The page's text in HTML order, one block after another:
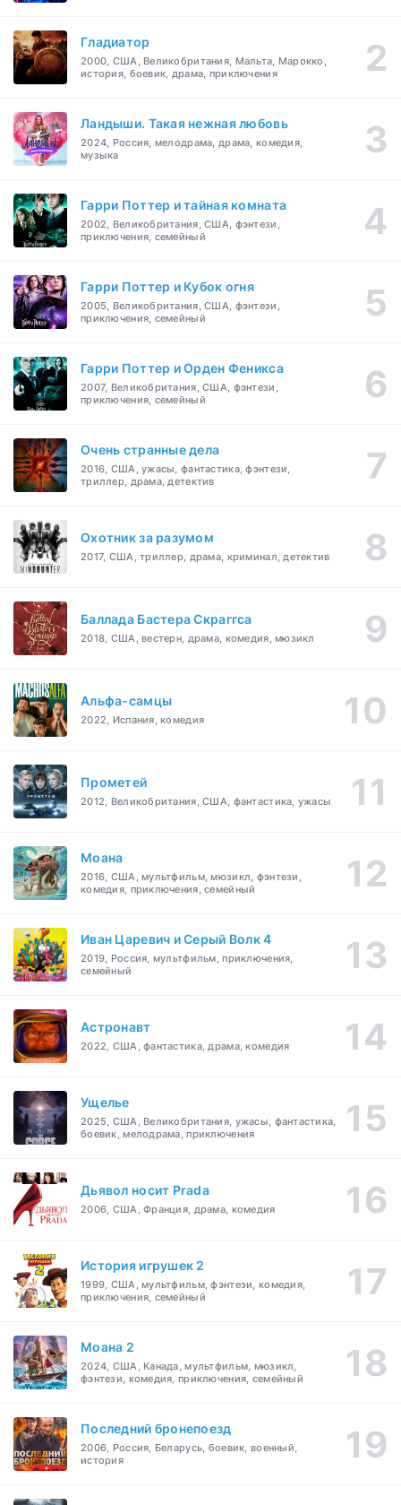
Гладиатор
2000, США, Великобритания, Мальта, Марокко,
история, боевик, драма, приключения
Ландыши. Такая нежная любовь
2024, Россия, мелодрама, драма, комедия,
музыка
Гарри Поттер и тайная комната
2002, Великобритания, США, фэнтези,
приключения, семейный
Гарри Поттер и Кубок огня
2005, Великобритания, США, фэнтези,
приключения, семейный
Гарри Поттер и Орден Феникса
2007, Великобритания, США, фэнтези,
приключения, семейный
Очень странные дела
2016, США, ужасы, фантастика, фэнтези,
триллер, драма, детектив
Охотник за разумом
2017, США, триллер, драма, криминал, детектив
Баллада Бастера Скраггса
2018, США, вестерн, драма, комедия, мюзикл
Альфа-самцы
2022, Испания, комедия
Прометей
2012, Великобритания, США, фантастика, ужасы
Моана
2016, США, мультфильм, мюзикл, фэнтези,
комедия, приключения, семейный
Иван Царевич и Серый Волк 4
2019, Россия, мультфильм, приключения,
семейный
Астронавт
2022, США, фантастика, драма, комедия
Ущелье
2025, США, Великобритания, ужасы, фантастика,
боевик, мелодрама, приключения
Дьявол носит Prada
2006, США, Франция, драма, комедия
История игрушек 2
1999, США, мультфильм, фэнтези, комедия,
приключения, семейный
Моана 2
2024, США, Канада, мультфильм, мюзикл,
фэнтези, комедия, приключения, семейный
Последний бронепоезд
2006, Россия, Беларусь, боевик, военный,
история